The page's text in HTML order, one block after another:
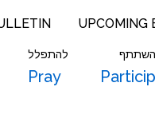
UPCOMING
להתפלל
Pray